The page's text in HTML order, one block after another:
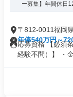
ー募集】年間休日
〒812-0011福岡
年俸540万円～
応募資格 【必須
経験不問）】 ・